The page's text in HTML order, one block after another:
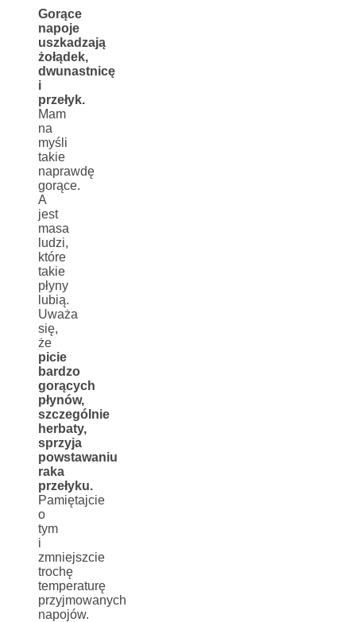
Gorące
napoje
uszkadzają
żołądek,
dwunastnicę
i
przełyk.
Mam
na
myśli
takie
naprawdę
gorące.
A
jest
masa
ludzi,
które
takie
płyny
lubią.
Uważa
się,
że
picie
bardzo
gorących
płynów,
szczególnie
herbaty,
sprzyja
powstawaniu
raka
przełyku.
Pamiętajcie
o
tym
i
zmniejszcie
trochę
temperaturę
przyjmowanych
napojów.